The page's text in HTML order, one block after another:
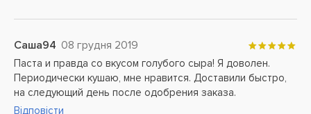
Саша94 08 грудня 2019
Паста и правда со вкусом голубого сыра! Я доволен.
Периодически кушаю, мне нравится. Доставили быстро,
на следующий день после одобрения заказа.
Відповісти